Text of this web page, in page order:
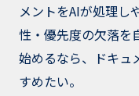
メントをAIが処理し
性・優先度の欠落を
始めるなら、ドキュ
すめたい。